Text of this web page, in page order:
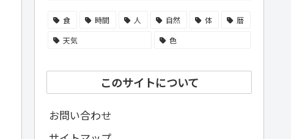
食 時間 人 自然 体
暦
天気
色
このサイトについて
お問い合わせ